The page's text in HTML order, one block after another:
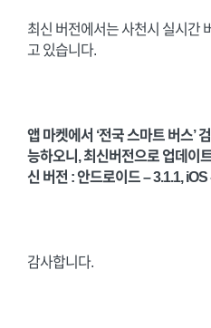
최신 버전에서는 사천시 실시간
고 있습니다.
앱 마켓에서 ‘전국 스마트 버스’
능하오니, 최신버전으로 업데이
신 버전 : 안드로이드 – 3.1.1, iOS
감사합니다.